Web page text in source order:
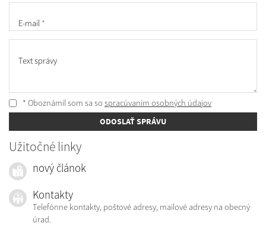
E-mail *
Text správy
* Oboznámil som sa so spracúvaním osobných údajov
ODOSLAŤ SPRÁVU
Užitočné linky
nový článok
Kontakty
Telefónne kontakty, poštové adresy, mailové adresy na obecný
úrad.